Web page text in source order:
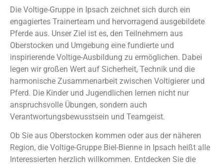
Die Voltige-Gruppe in Ipsach zeichnet sich durch ein
engagiertes Trainerteam und hervorragend ausgebildete
Pferde aus. Unser Ziel ist es, den Teilnehmern aus
Oberstocken und Umgebung eine fundierte und
inspirierende Voltige-Ausbildung zu ermöglichen. Dabei
legen wir großen Wert auf Sicherheit, Technik und die
harmonische Zusammenarbeit zwischen Voltigierer und
Pferd. Die Kinder und Jugendlichen lernen nicht nur
anspruchsvolle Übungen, sondern auch
Verantwortungsbewusstsein und Teamgeist.
Ob Sie aus Oberstocken kommen oder aus der näheren
Region, die Voltige-Gruppe Biel-Bienne in Ipsach heißt alle
Interessierten herzlich willkommen. Entdecken Sie die